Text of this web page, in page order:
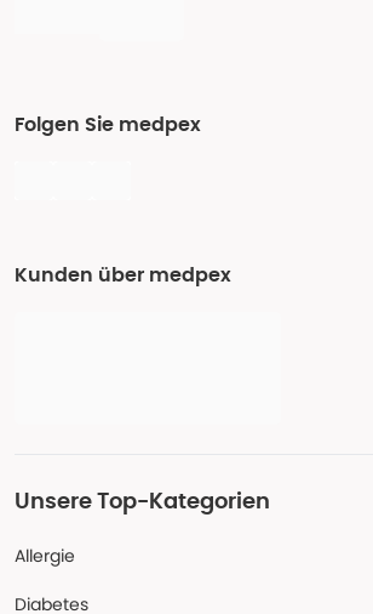
Folgen Sie medpex
Kunden über medpex
Unsere Top-Kategorien
Allergie
Diabetes